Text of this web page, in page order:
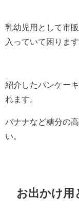
乳幼児用として市
入っていて困ります
紹介したパンケー
れます。
バナナなど糖分の
い。
お出かけ用